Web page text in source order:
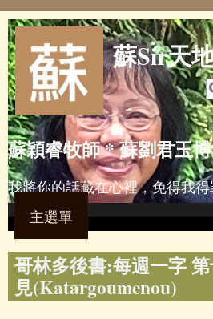
Skip to main content
蘇Sir天
蘇穎睿牧師 * 蘇劉君玉
我將你的話藏在心裡，免得我
主選單
哥林多後書:每週一字
見(Katargoumenou)